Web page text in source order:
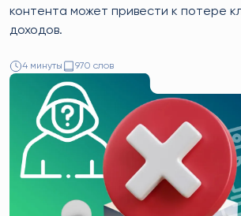
контента может привести к потере
доходов.
4 минуты 970 слов